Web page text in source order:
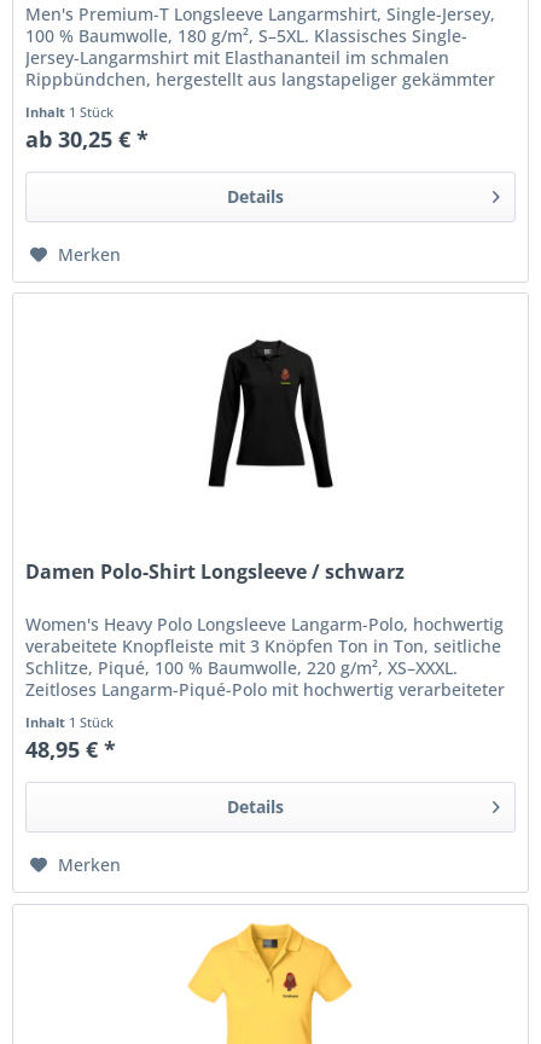
Men's Premium-T Longsleeve Langarmshirt, Single-Jersey,
100 % Baumwolle, 180 g/m², S–5XL. Klassisches Single-
Jersey-Langarmshirt mit Elasthananteil im schmalen
Rippbündchen, hergestellt aus langstapeliger gekämmter
Inhalt 1 Stück
ab 30,25 € *
Details
Merken
Damen Polo-Shirt Longsleeve / schwarz
Women's Heavy Polo Longsleeve Langarm-Polo, hochwertig
verabeitete Knopfleiste mit 3 Knöpfen Ton in Ton, seitliche
Schlitze, Piqué, 100 % Baumwolle, 220 g/m², XS–XXXL.
Zeitloses Langarm-Piqué-Polo mit hochwertig verarbeiteter
Inhalt 1 Stück
48,95 € *
Details
Merken